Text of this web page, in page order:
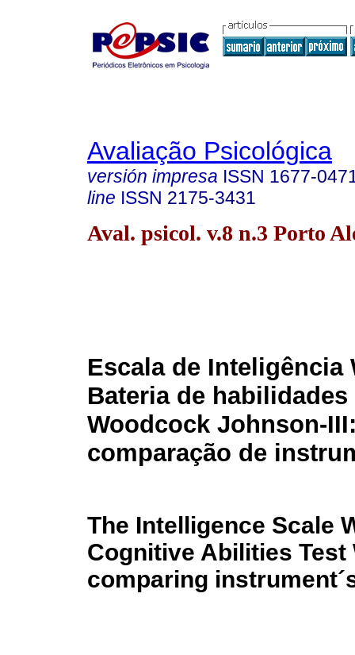
Avaliação Psicológica
versión impresa ISSN 1677-
line ISSN 2175-3431
Aval. psicol. v.8 n.3 Porto
Escala de Inteligência
Bateria de
Woodcock Johnson-
comparação de
The Intelligence Scale
Cognitive Abilities
comparing